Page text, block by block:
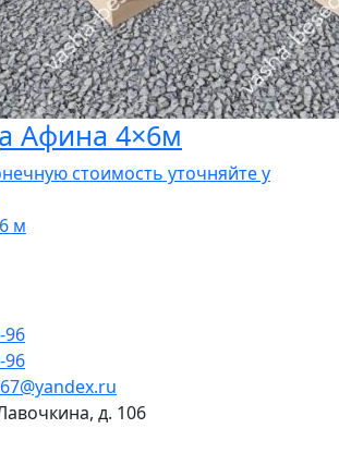
Афина 4×6м
стоимость уточняйте у
м
96
96
д. 106